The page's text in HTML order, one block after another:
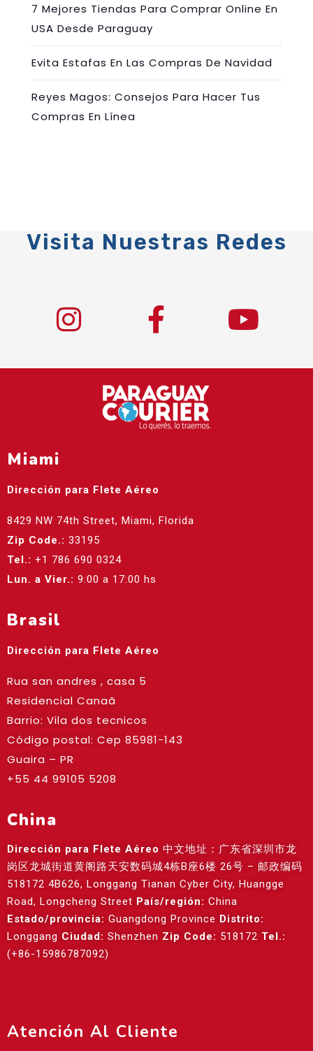
7 Mejores Tiendas Para Comprar Online En
USA Desde Paraguay
Evita Estafas En Las Compras De Navidad
Reyes Magos: Consejos Para Hacer Tus
Compras En Línea
Visita Nuestras Redes
Miami
Dirección para Flete Aéreo
8429 NW 74th Street, Miami, Florida
Zip Code.: 33195
Tel.: +1 786 690 0324
Lun. a Vier.: 9:00 a 17:00 hs
Brasil
Dirección para Flete Aéreo
Rua san andres , casa 5
Residencial Canaã
Barrio: Vila dos tecnicos
Código postal: Cep 85981-143
Guaira – PR
+55 44 99105 5208
China
Dirección para Flete Aéreo 中文地址：广东省深圳市龙
岗区龙城街道黄阁路天安数码城4栋B座6楼 26号 – 邮政编码
518172 4B626, Longgang Tianan Cyber City, Huangge
Road, Longcheng Street País/región: China
Estado/provincia: Guangdong Province Distrito:
Longgang Ciudad: Shenzhen Zip Code: 518172 Tel.:
(+86-15986787092)
Atención Al Cliente